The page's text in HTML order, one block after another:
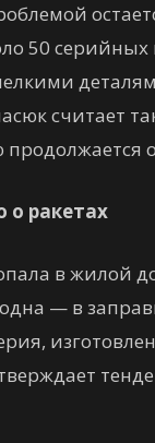
50
считает
о ракетах
в жилой
— в